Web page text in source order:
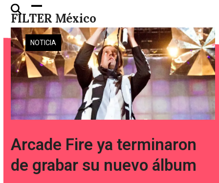
Skip
content
FILTER México
Open
mobile
menu
Close
mobile
menu
NOTICIA
Arcade Fire ya terminaron
de grabar su nuevo álbum